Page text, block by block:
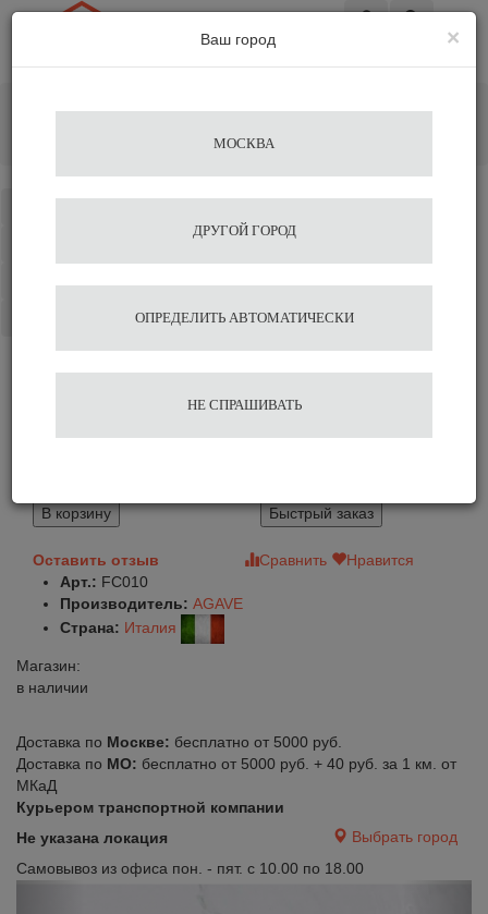
Кольцо для воронки пуровера Agave
Кольцо для воронки
пуровера Agave
В корзину
Быстрый заказ
Оставить отзыв Сравнить
Нравится
Арт.: FC010
Производитель: AGAVE
Страна: Италия
Магазин:
в наличии
Доставка по Москве: бесплатно от 5000 руб.
Доставка по МО: бесплатно от 5000 руб. + 40 руб. за 1 км. от
МКаД
Курьером транспортной компании
Не указана локация
Выбрать город
Самовывоз из офиса пон. - пят. с 10.00 по 18.00
×
Ваш город
МОСКВА
ДРУГОЙ ГОРОД
ОПРЕДЕЛИТЬ АВТОМАТИЧЕСКИ
НЕ СПРАШИВАТЬ